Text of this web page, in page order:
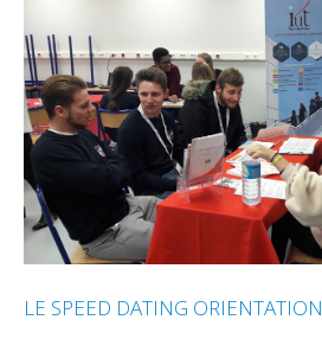
LE SPEED DATING ORIENTATION